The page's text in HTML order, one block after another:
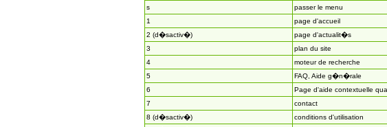
s
passer le menu
1
page d'accueil
2 (d�sactiv�)
page d'actualit�s
3
plan du site
4
moteur de recherche
5
FAQ, Aide g�n�rale
6
Page d'aide contextuelle
7
contact
8 (d�sactiv�)
conditions d'utilisation